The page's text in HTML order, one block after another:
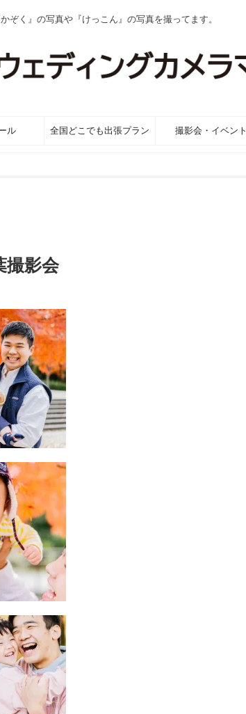
ぞく』の写真や『けっこん』の写真を撮ってます。
ル 全国どこでも出張プラン 撮影会・イベント
撮影会